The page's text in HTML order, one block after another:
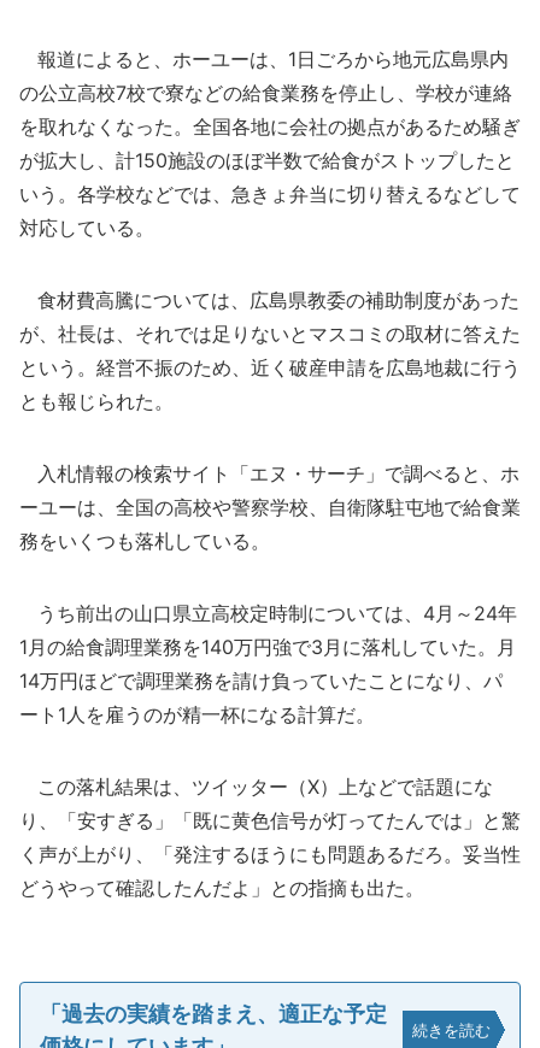
報道によると、ホーユーは、1日ごろから地元広島県内
の公立高校7校で寮などの給食業務を停止し、学校が連絡
を取れなくなった。全国各地に会社の拠点があるため騒ぎ
が拡大し、計150施設のほぼ半数で給食がストップしたと
いう。各学校などでは、急きょ弁当に切り替えるなどして
対応している。
食材費高騰については、広島県教委の補助制度があった
が、社長は、それでは足りないとマスコミの取材に答えた
という。経営不振のため、近く破産申請を広島地裁に行う
とも報じられた。
入札情報の検索サイト「エヌ・サーチ」で調べると、ホ
ーユーは、全国の高校や警察学校、自衛隊駐屯地で給食業
務をいくつも落札している。
うち前出の山口県立高校定時制については、4月～24年
1月の給食調理業務を140万円強で3月に落札していた。月
14万円ほどで調理業務を請け負っていたことになり、パ
ート1人を雇うのが精一杯になる計算だ。
この落札結果は、ツイッター（X）上などで話題にな
り、「安すぎる」「既に黄色信号が灯ってたんでは」と驚
く声が上がり、「発注するほうにも問題あるだろ。妥当性
どうやって確認したんだよ」との指摘も出た。
「過去の実績を踏まえ、適正な予定
続きを読む